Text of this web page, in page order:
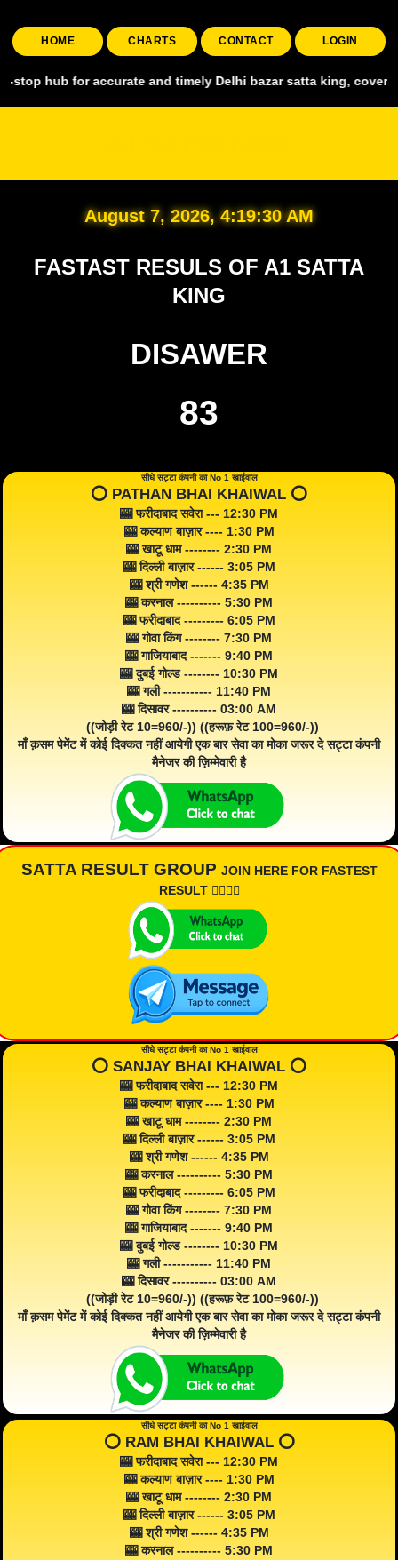
HOME CHARTS CONTACT LOGIN
for accurate and timely Delhi bazar satta king, covering all
August 7, 2026, 4:19:32 AM
FASTAST RESULS OF A1 SATTA
KING
DISAWER
83
सीधे सट्टा कंपनी का No 1 खाईवाल
⭕️ PATHAN BHAI KHAIWAL ⭕️
🎰 फरीदाबाद सवेरा --- 12:30 PM
🎰 कल्याण बाज़ार ---- 1:30 PM
🎰 खाटू धाम -------- 2:30 PM
🎰 दिल्ली बाज़ार ------ 3:05 PM
🎰 श्री गणेश ------ 4:35 PM
🎰 करनाल ---------- 5:30 PM
🎰 फरीदाबाद --------- 6:05 PM
🎰 गोवा किंग -------- 7:30 PM
🎰 गाजियाबाद ------- 9:40 PM
🎰 दुबई गोल्ड -------- 10:30 PM
🎰 गली ----------- 11:40 PM
🎰 दिसावर ---------- 03:00 AM
((जोड़ी रेट 10=960/-)) ((हरूफ़ रेट 100=960/-))
माँ क़सम पेमेंट में कोई दिक्कत नहीं आयेगी एक बार सेवा का मोका जरूर दे सट्टा कंपनी
मैनेजर की ज़िम्मेवारी है
SATTA RESULT GROUP JOIN HERE FOR FASTEST
RESULT 👇🏾👇🏾
सीधे सट्टा कंपनी का No 1 खाईवाल
⭕️ SANJAY BHAI KHAIWAL ⭕️
🎰 फरीदाबाद सवेरा --- 12:30 PM
🎰 कल्याण बाज़ार ---- 1:30 PM
🎰 खाटू धाम -------- 2:30 PM
🎰 दिल्ली बाज़ार ------ 3:05 PM
🎰 श्री गणेश ------ 4:35 PM
🎰 करनाल ---------- 5:30 PM
🎰 फरीदाबाद --------- 6:05 PM
🎰 गोवा किंग -------- 7:30 PM
🎰 गाजियाबाद ------- 9:40 PM
🎰 दुबई गोल्ड -------- 10:30 PM
🎰 गली ----------- 11:40 PM
🎰 दिसावर ---------- 03:00 AM
((जोड़ी रेट 10=960/-)) ((हरूफ़ रेट 100=960/-))
माँ क़सम पेमेंट में कोई दिक्कत नहीं आयेगी एक बार सेवा का मोका जरूर दे सट्टा कंपनी
मैनेजर की ज़िम्मेवारी है
सीधे सट्टा कंपनी का No 1 खाईवाल
⭕️ RAM BHAI KHAIWAL ⭕️
🎰 फरीदाबाद सवेरा --- 12:30 PM
🎰 कल्याण बाज़ार ---- 1:30 PM
🎰 खाटू धाम -------- 2:30 PM
🎰 दिल्ली बाज़ार ------ 3:05 PM
🎰 श्री गणेश ------ 4:35 PM
🎰 करनाल ---------- 5:30 PM